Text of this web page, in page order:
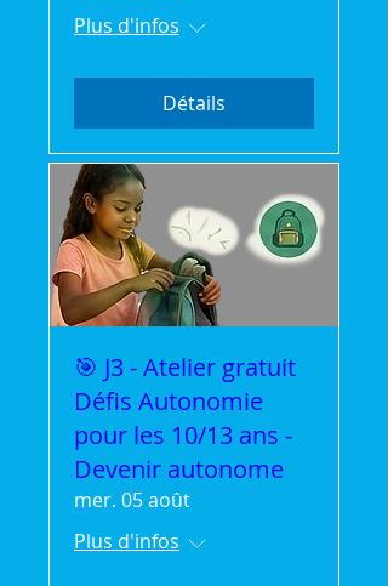
Plus d'infos
Détails
🎯 J3 - Atelier gratuit
Défis Autonomie
pour les 10/13 ans -
Devenir autonome
mer. 05 août
Plus d'infos